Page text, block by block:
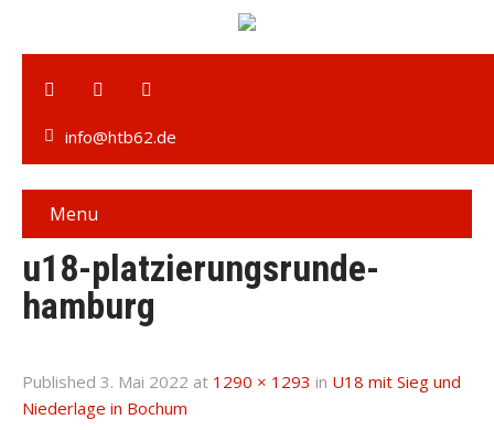
info@htb62.de
Menu
u18-platzierungsrunde-
hamburg
Published 3. Mai 2022 at 1290 × 1293 in U18 mit Sieg und
Niederlage in Bochum